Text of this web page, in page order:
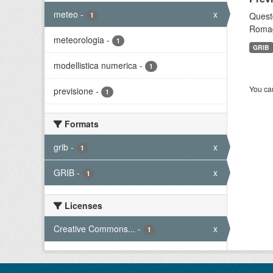
meteo - 1 x
meteorologia - 1
modellistica numerica - 1
previsione - 1
Formats
grib - 1 x
GRIB - 1 x
Licenses
Creative Commons... - 1 x
GRIB
You